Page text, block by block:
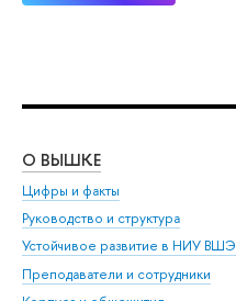
О ВЫШКЕ
Цифры и факты
Руководство и структура
Устойчивое развитие в НИУ ВШЭ
Преподаватели и сотрудники